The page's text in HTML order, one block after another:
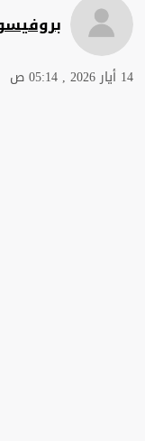
14 أيار 2026 , 05:14 ص